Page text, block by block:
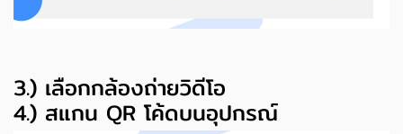
3.) เลือกกล้องถ่ายวิดีโอ
4.) สแกน QR โค้ดบนอุปกรณ์